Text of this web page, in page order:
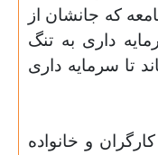
که جانشان از
داری به تنگ
تا سرمایه داری
و خانواده